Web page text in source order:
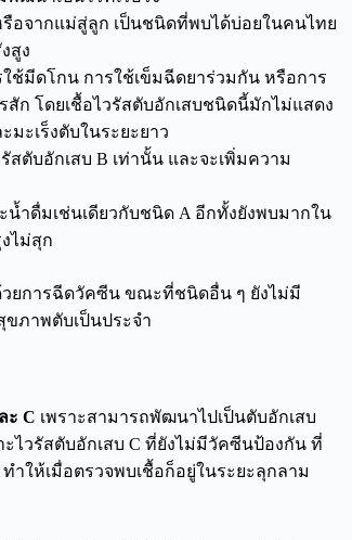
รือจากแม่สู่ลูก เป็นชนิดที่พบได้บ่อยในคนไทย
สูง
ใช้มีดโกน การใช้เข็มฉีดยาร่วมกัน หรือการ
ก โดยเชื้อไวรัสตับอักเสบชนิดนี้มักไม่แสดง
ะเร็งตับในระยะยาว
สตับอักเสบ B เท่านั้น และจะเพิ่มความ
น้ำดื่มเช่นเดียวกับชนิด A อีกทั้งยังพบมากใน
ไม่สุก
วยการฉีดวัคซีน ขณะที่ชนิดอื่น ๆ ยังไม่มี
ภาพตับเป็นประจำ
ะ C เพราะสามารถพัฒนาไปเป็นตับอักเสบ
ะไวรัสตับอักเสบ C ที่ยังไม่มีวัคซีนป้องกัน ที่
ำให้เมื่อตรวจพบเชื้อก็อยู่ในระยะลุกลาม